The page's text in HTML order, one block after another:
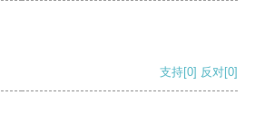
支持[0] 反对[0]